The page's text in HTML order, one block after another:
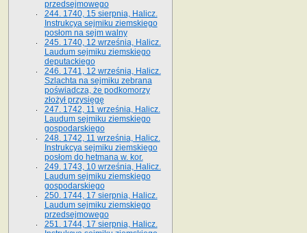
przedsejmowego
244. 1740, 15 sierpnia, Halicz.
Instrukcya sejmiku ziemskiego
posłom na sejm walny
245. 1740, 12 września, Halicz.
Laudum sejmiku ziemskiego
deputackiego
246. 1741, 12 września, Halicz.
Szlachta na sejmiku zebrana
poświadcza, że podkomorzy
złożył przysięgę
247. 1742, 11 września, Halicz.
Laudum sejmiku ziemskiego
gospodarskiego
248. 1742, 11 września, Halicz.
Instrukcya sejmiku ziemskiego
posłom do hetmana w. kor.
249. 1743, 10 września, Halicz.
Laudum sejmiku ziemskiego
gospodarskiego
250. 1744, 17 sierpnia, Halicz.
Laudum sejmiku ziemskiego
przedsejmowego
251. 1744, 17 sierpnia, Halicz.